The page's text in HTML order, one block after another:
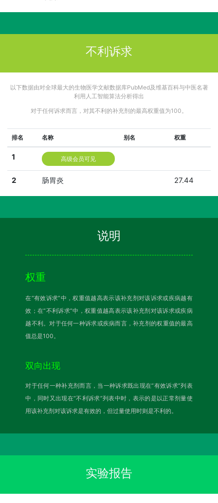
不利诉求
以下数据由对全球最大的生物医学文献数据库PubMed及维基百科与中医名著
利用人工智能算法分析得出
对于任何诉求而言，对其不利的补充剂的最高权重值为100。
排名 名称 别名 权重
1 高级会员可见
2 肠胃炎 27.44
说明
权重
在“有效诉求”中，权重值越高表示该补充剂对该诉求或疾病越有
效；在“不利诉求”中，权重值越高表示该补充剂对该诉求或疾病
越不利。对于任何一种诉求或疾病而言，补充剂的权重值的最高
值总是100。
双向出现
对于任何一种补充剂而言，当一种诉求既出现在“有效诉求”列表
中，同时又出现在“不利诉求”列表中时，表示的是以正常剂量使
用该补充剂对该诉求是有效的，但过量使用时则是不利的。
实验报告